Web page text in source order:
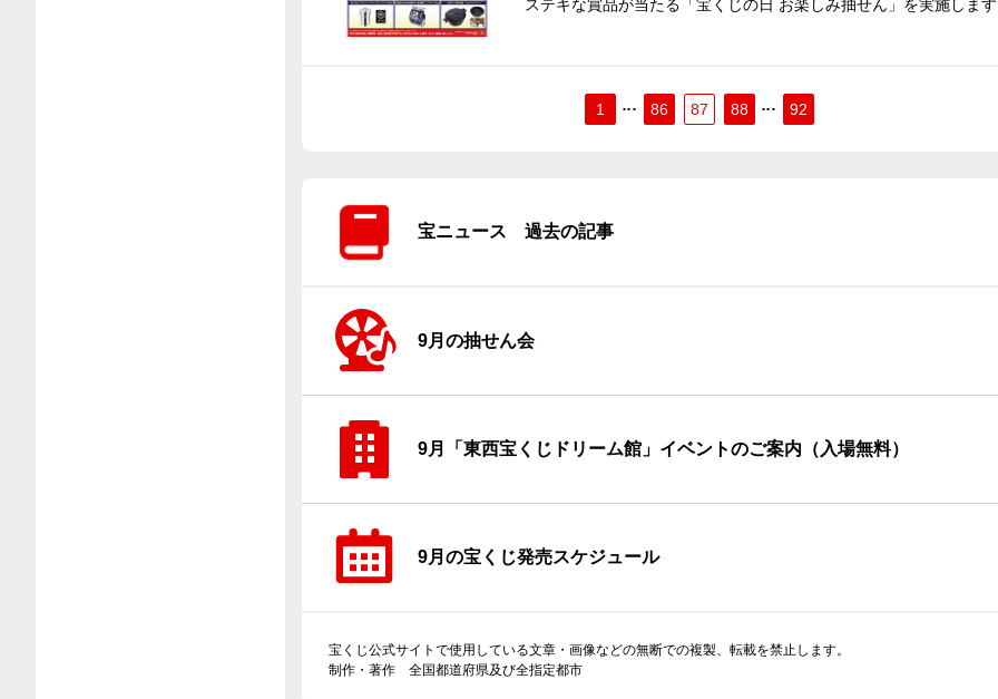
ステキな賞品が当たる「宝くじの日 お楽しみ抽せん」を実施しま
1 86 87 88 92
宝ニュース 過去の記事
9月の抽せん会
9月「東西宝くじドリーム館」イベントのご案内（入場無料）
9月の宝くじ発売スケジュール
宝くじ公式サイトで使用している文章・画像などの無断での複製、転載を禁止します。
制作・著作 全国都道府県及び全指定都市